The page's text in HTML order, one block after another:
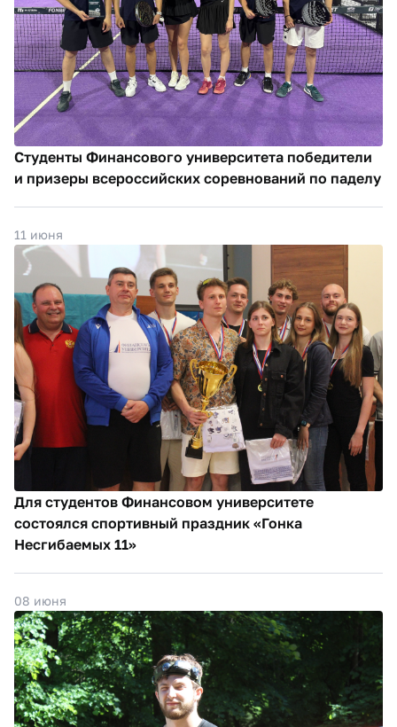
Студенты Финансового университета победители
и призеры всероссийских соревнований по паделу
11 июня
Для студентов Финансовом университете
состоялся спортивный праздник «Гонка
Несгибаемых 11»
08 июня